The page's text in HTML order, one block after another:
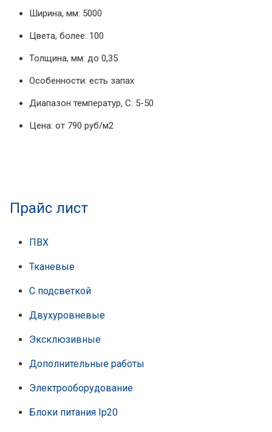
Ширина, мм: 5000
Цвета, более: 100
Толщина, мм: до 0,35
Особенности: есть запах
Диапазон температур, С: 5-50
Цена: от 790 руб/м2
Прайс лист
ПВХ
Тканевые
С подсветкой
Двухуровневые
Эксклюзивные
Дополнительные работы
Электрооборудование
Блоки питания Ip20